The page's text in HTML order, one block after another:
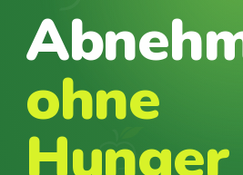
ohne
Hunger